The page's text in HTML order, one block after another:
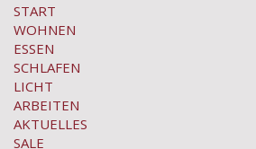
START
WOHNEN
ESSEN
SCHLAFEN
LICHT
ARBEITEN
AKTUELLES
SALE